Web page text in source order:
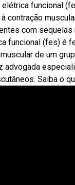
funcional
contração
com sequelas
funcional (fes) é
de um
advogada
Saiba o